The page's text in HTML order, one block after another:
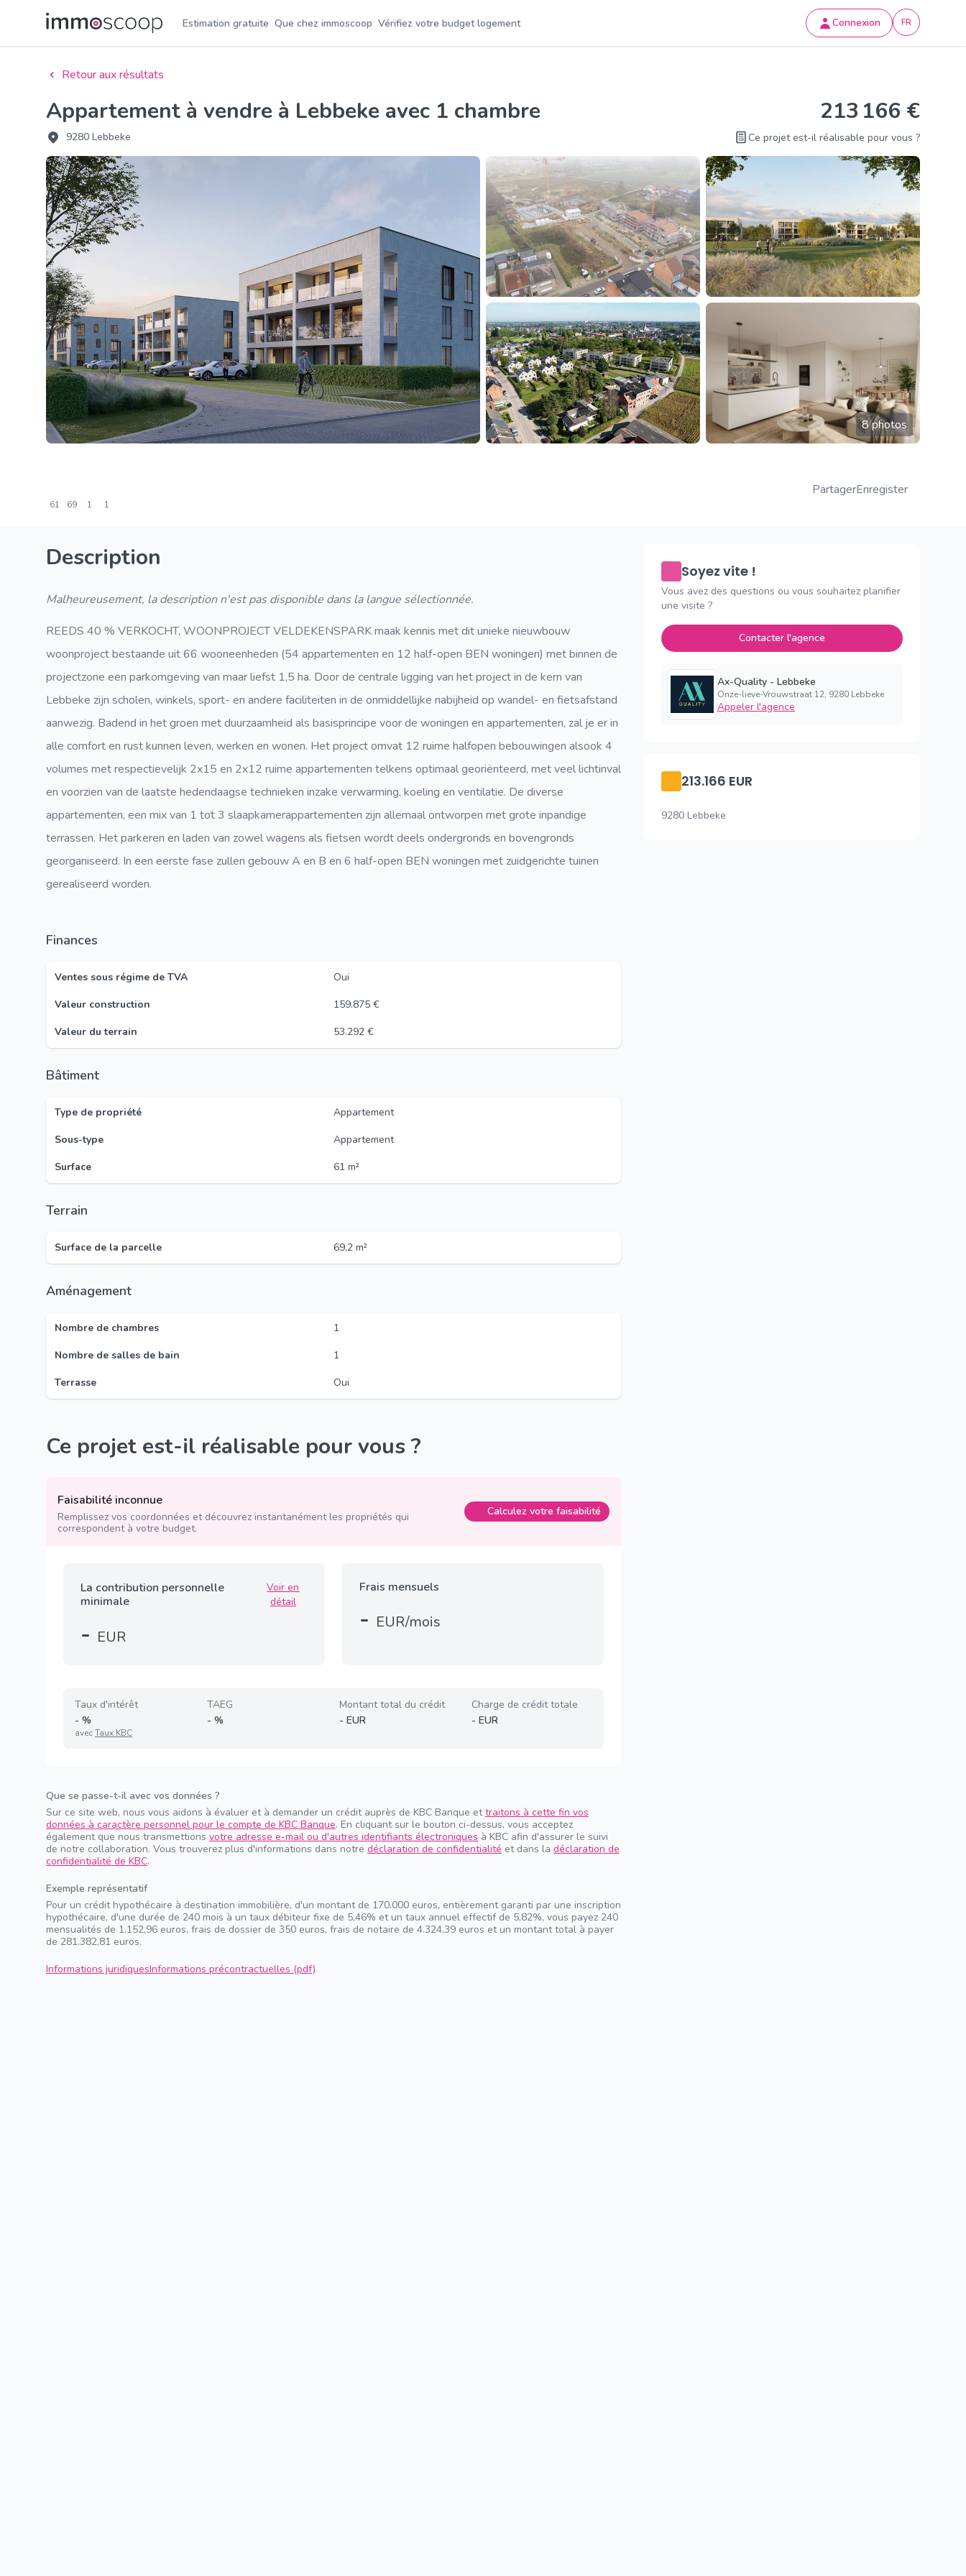
Estimation gratuite Que chez immoscoop Vérifiez votre budget logement Connexion FR
Retour aux résultats
Appartement à vendre à Lebbeke avec 1 chambre
9280 Lebbeke
213 166 €
Ce projet est-il réalisable pour vous ?
8 photos
61 69 1 1
PartagerEnregister
Description
Malheureusement, la description n'est pas disponible dans la langue sélectionnée.
REEDS 40 % VERKOCHT, WOONPROJECT VELDEKENSPARK maak kennis met dit unieke nieuwbouw
woonproject bestaande uit 66 wooneenheden (54 appartementen en 12 half-open BEN woningen) met binnen de
projectzone een parkomgeving van maar liefst 1,5 ha. Door de centrale ligging van het project in de kern van
Lebbeke zijn scholen, winkels, sport- en andere faciliteiten in de onmiddellijke nabijheid op wandel- en fietsafstand
aanwezig. Badend in het groen met duurzaamheid als basisprincipe voor de woningen en appartementen, zal je er in
alle comfort en rust kunnen leven, werken en wonen. Het project omvat 12 ruime halfopen bebouwingen alsook 4
volumes met respectievelijk 2x15 en 2x12 ruime appartementen telkens optimaal georiënteerd, met veel lichtinval
en voorzien van de laatste hedendaagse technieken inzake verwarming, koeling en ventilatie. De diverse
appartementen, een mix van 1 tot 3 slaapkamerappartementen zijn allemaal ontworpen met grote inpandige
terrassen. Het parkeren en laden van zowel wagens als fietsen wordt deels ondergronds en bovengronds
georganiseerd. In een eerste fase zullen gebouw A en B en 6 half-open BEN woningen met zuidgerichte tuinen
gerealiseerd worden.
Finances
Ventes sous régime de TVA
Oui
Valeur construction
159.875 €
Valeur du terrain
53.292 €
Bâtiment
Type de propriété
Appartement
Sous-type
Appartement
Surface
61 m²
Terrain
Surface de la parcelle 69,2 m²
Aménagement
Nombre de chambres
1
Nombre de salles de bain
1
Terrasse
Oui
Ce projet est-il réalisable pour vous ?
Faisabilité inconnue
Remplissez vos coordonnées et découvrez instantanément les propriétés qui
correspondent à votre budget.
Calculez votre faisabilité
La contribution personnelle
minimale
Voir en
détail
- EUR
Frais mensuels
- EUR/mois
Taux d'intérêt
- %
avecTaux KBC
TAEG
- %
Montant total du crédit
- EUR
Charge de crédit totale
- EUR
Que se passe-t-il avec vos données ?
Sur ce site web, nous vous aidons à évaluer et à demander un crédit auprès de KBC Banque ettraitons à cette fin vos
données à caractère personnel pour le compte de KBC Banque. En cliquant sur le bouton ci-dessus, vous acceptez
également que nous transmettions votre adresse e-mail ou d'autres identifiants électroniques à KBC afin d'assurer le suivi
de notre collaboration. Vous trouverez plus d'informations dans notre déclaration de confidentialité et dans la déclaration de
confidentialité de KBC.
Exemple représentatif
Pour un crédit hypothécaire à destination immobilière, d'un montant de 170.000 euros, entièrement garanti par une inscription
hypothécaire, d'une durée de 240 mois à un taux débiteur fixe de 5,46% et un taux annuel effectif de 5,82%, vous payez 240
mensualités de 1.152,96 euros, frais de dossier de 350 euros, frais de notaire de 4.324,39 euros et un montant total à payer
de 281.382,81 euros.
Informations juridiquesInformations précontractuelles (pdf)
Soyez vite !
Vous avez des questions ou vous souhaitez planifier
une visite ?
Contacter l'agence
Ax-Quality - Lebbeke
Onze-lieve-Vrouwstraat 12, 9280 Lebbeke
Appeler l'agence
213.166 EUR
9280 Lebbeke